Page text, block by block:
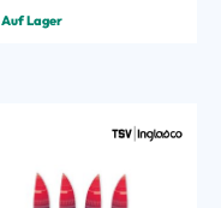
Auf Lager